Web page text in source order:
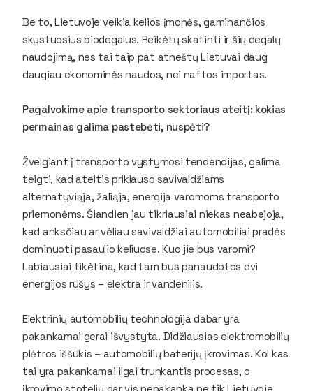
Be to, Lietuvoje veikia kelios įmonės, gaminančios
skystuosius biodegalus. Reikėtų skatinti ir šių degalų
naudojimą, nes tai taip pat atneštų Lietuvai daug
daugiau ekonominės naudos, nei naftos importas.
Pagalvokime apie transporto sektoriaus ateitį: kokias
permainas galima pastebėti, nuspėti?
Žvelgiant į transporto vystymosi tendencijas, galima
teigti, kad ateitis priklauso savivaldžiams
alternatyviąja, žaliąja, energija varomoms transporto
priemonėms. Šiandien jau tikriausiai niekas neabejoja,
kad anksčiau ar vėliau savivaldžiai automobiliai pradės
dominuoti pasaulio keliuose. Kuo jie bus varomi?
Labiausiai tikėtina, kad tam bus panaudotos dvi
energijos rūšys – elektra ir vandenilis.
Elektrinių automobilių technologija dabar yra
pakankamai gerai išvystyta. Didžiausias elektromobilių
plėtros iššūkis – automobilių baterijų įkrovimas. Kol kas
tai yra pakankamai ilgai trunkantis procesas, o